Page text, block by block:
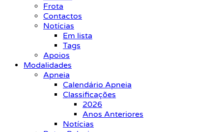
Frota
Contactos
Notícias
Em lista
Tags
Apoios
Modalidades
Apneia
Calendário Apneia
Classificações
2026
Anos Anteriores
Notícias